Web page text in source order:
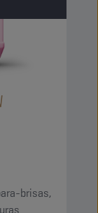
brisas,